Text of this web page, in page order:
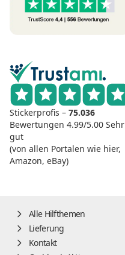
Stickerprofis – 75.036
Bewertungen 4.99/5.00 Sehr
gut
(von allen Portalen wie hier,
Amazon, eBay)
Alle Hilfthemen
Lieferung
Kontakt